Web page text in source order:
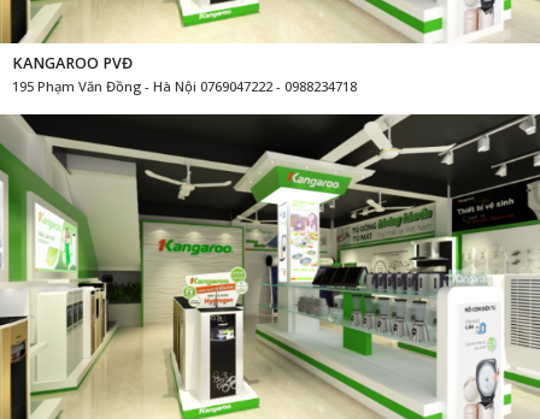
KANGAROO PVĐ
195 Phạm Văn Đồng - Hà Nội 0769047222 - 0988234718